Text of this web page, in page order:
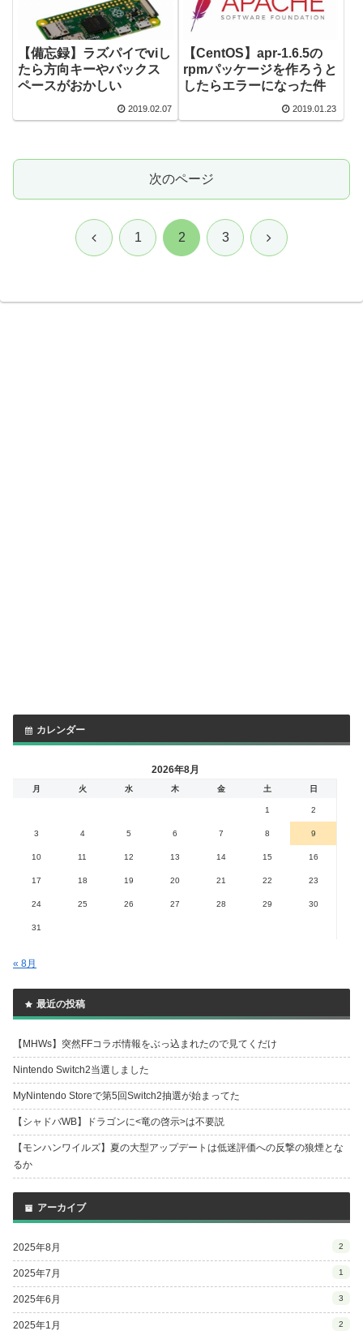
【備忘録】ラズパイでviし
たら方向キーやバックス
ペースがおかしい
2019.02.07
【CentOS】apr-1.6.5の
rpmパッケージを作ろうと
したらエラーになった件
2019.01.23
次のページ
前 1 2 3 次
カレンダー
2026年8月
月 火 水 木 金 土 日
1 2
3 4 5 6 7 8 9
10 11 12 13 14 15 16
17 18 19 20 21 22 23
24 25 26 27 28 29 30
31
« 8月
最近の投稿
【MHWs】突然FFコラボ情報をぶっ込まれたので見てくだけ
Nintendo Switch2当選しました
MyNintendo Storeで第5回Switch2抽選が始まってた
【シャドバWB】ドラゴンに<竜の啓示>は不要説
【モンハンワイルズ】夏の大型アップデートは低迷評価への反撃の狼煙とな
るか
アーカイブ
2025年8月 2
2025年7月 1
2025年6月 3
2025年1月 2